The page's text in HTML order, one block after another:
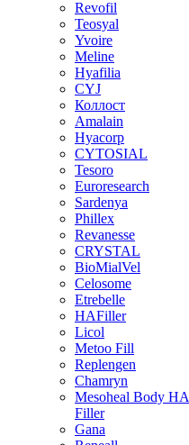
Revofil
Teosyal
Yvoire
Meline
Hyafilia
CYJ
Коллост
Amalain
Hyacorp
CYTOSIAL
Tesoro
Euroresearch
Sardenya
Phillex
Revanesse
CRYSTAL
BioMialVel
Celosome
Etrebelle
HAFiller
Licol
Metoo Fill
Replengen
Chamryn
Mesoheal Body HA
Filler
Gana